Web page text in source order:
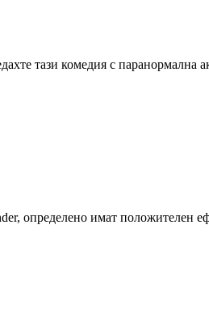
тази комедия с паранормална
определено имат положителен